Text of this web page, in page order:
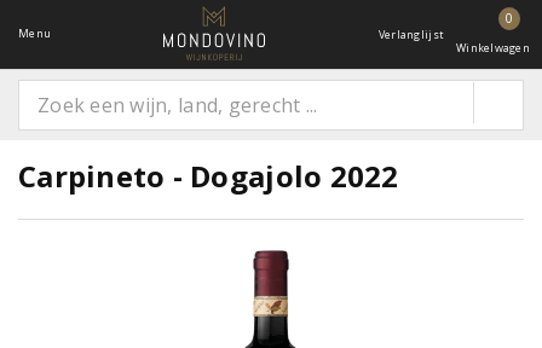
Menu Verlanglijst
0
Winkelwagen
Carpineto - Dogajolo 2022